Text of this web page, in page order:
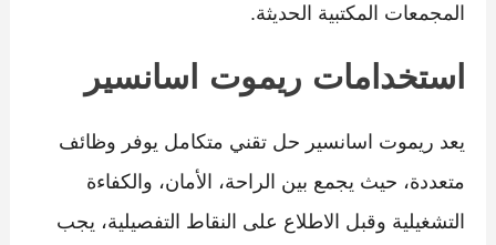
المجمعات المكتبية الحديثة.
استخدامات ريموت اسانسير
يعد ريموت اسانسير حل تقني متكامل يوفر وظائف
متعددة، حيث يجمع بين الراحة، الأمان، والكفاءة
التشغيلية وقبل الاطلاع على النقاط التفصيلية، يجب